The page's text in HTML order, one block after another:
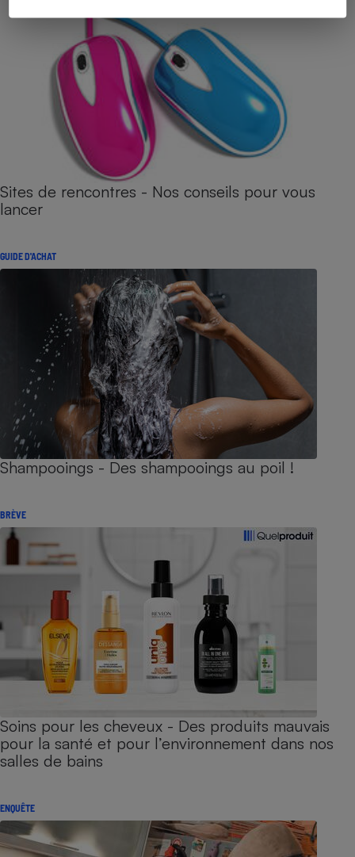
Sites de rencontres - Nos conseils pour vous
lancer
GUIDE D'ACHAT
Shampooings - Des shampooings au poil !
BRÈVE
Soins pour les cheveux - Des produits mauvais
pour la santé et pour l’environnement dans nos
salles de bains
ENQUÊTE